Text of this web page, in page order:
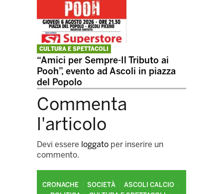
CULTURA E SPETTACOLI
“Amici per Sempre-Il Tributo ai
Pooh”, evento ad Ascoli in piazza
del Popolo
Commenta
l'articolo
Devi essere loggato per inserire un
commento.
CRONACHE SOCIETÀ
ASCOLI CALCIO